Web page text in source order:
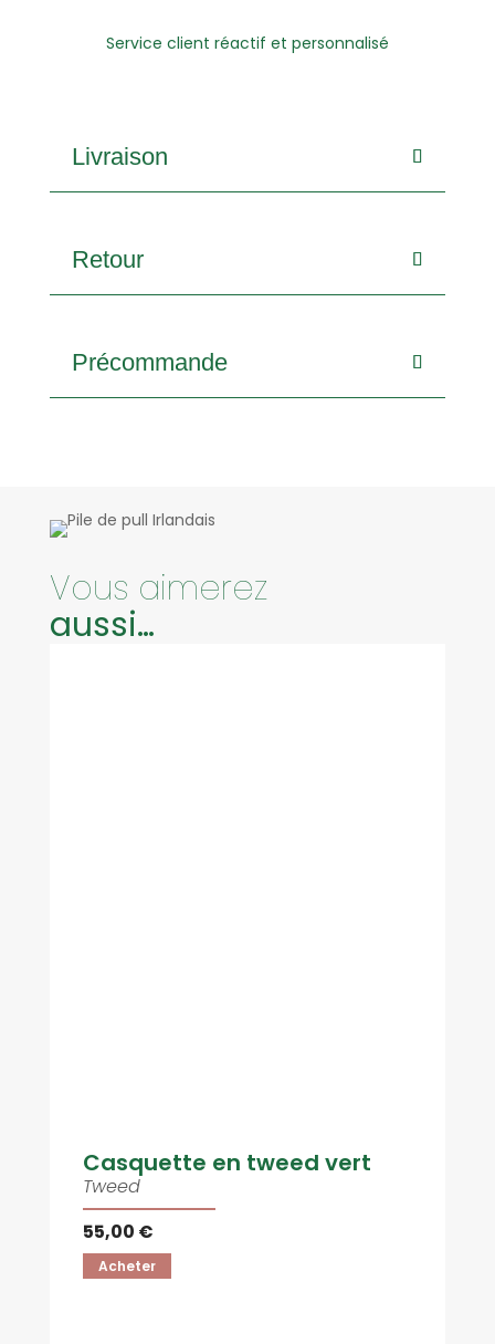
Service client réactif et personnalisé
Livraison
Retour
Précommande
Vous aimerez
aussi…
Casquette en tweed vert
Tweed
55,00 €
Acheter